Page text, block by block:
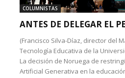
COLUMNISTAS
ANTES DE DELEGAR EL
(Francisco Silva-Díaz, director del
Tecnología Educativa de la
La decisión de Noruega de
Artificial Generativa en la